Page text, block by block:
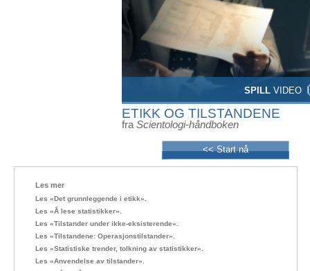
SPILL VIDEO
ETIKK OG TILSTANDENE
fra Scientologi-håndboken
<< Start nå
Les mer
Les «Det grunnleggende i etikk».
Les «Å lese statistikker».
Les «Tilstander under ikke-eksisterende».
Les «Tilstandene: Operasjonstilstander».
Les «Statistiske trender, tolkning av statistikker».
Les «Anvendelse av tilstander».